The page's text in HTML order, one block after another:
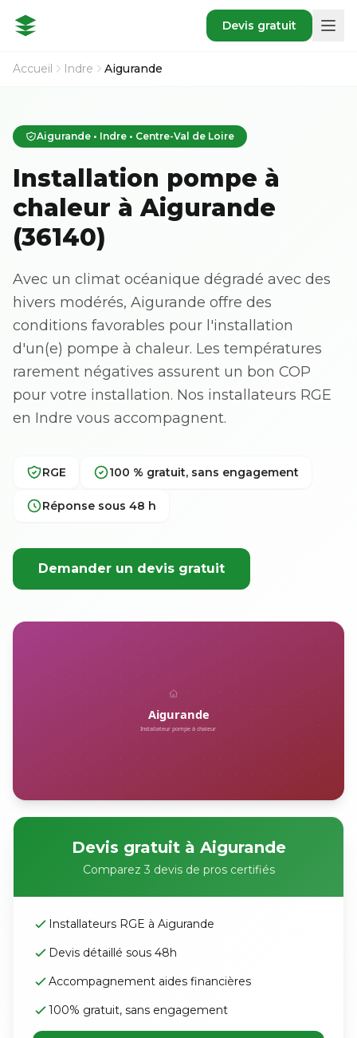
Devis gratuit
Accueil Indre Aigurande
Aigurande • Indre • Centre-Val de Loire
Installation pompe à
chaleur à Aigurande
(36140)
Avec un climat océanique dégradé avec des
hivers modérés, Aigurande offre des
conditions favorables pour l'installation
d'un(e) pompe à chaleur. Les températures
rarement négatives assurent un bon COP
pour votre installation. Nos installateurs RGE
en Indre vous accompagnent.
RGE 100 % gratuit, sans engagement
Réponse sous 48 h
Demander un devis gratuit
Devis gratuit à Aigurande
Comparez 3 devis de pros certifiés
Installateurs RGE à Aigurande
Devis détaillé sous 48h
Accompagnement aides financières
100% gratuit, sans engagement